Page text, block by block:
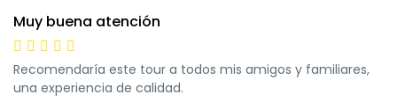
Muy buena atención
Recomendaría este tour a todos mis amigos y familiares,
una experiencia de calidad.